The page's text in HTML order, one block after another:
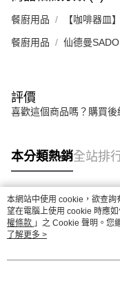
餐廚用品 【咖啡器皿】
餐廚用品 仙德曼
評價
喜歡這個商品嗎？購買
本分類熱銷全站排
熱門標籤
本網站中使用 cookie，欲查
望在電腦上使用 cookie 時應
權條款 」之 Cookie 聲明。您
用條款之 Cookie 聲明使用
了解更多 >